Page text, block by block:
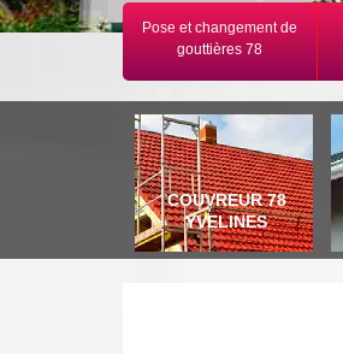
Pose et changement de
gouttières 78
COUVREUR 78
YVELINES